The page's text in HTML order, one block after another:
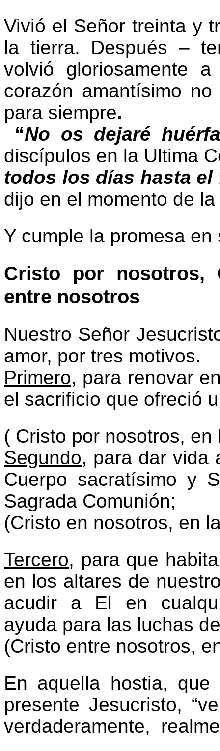
Vivió el Señor treinta y
la tierra. Después –
volvió gloriosamente
corazón amantísimo
para siempre.
“No os dejaré
discípulos en la Ultima
todos los días hasta el
dijo en el momento de
Y cumple la promesa en
Cristo por nosotros,
entre nosotros
Nuestro Señor
amor, por tres motivos.
Primero, para renovar
el sacrificio que ofreció
( Cristo por nosotros, en
Segundo, para dar vida
Cuerpo sacratísimo y
Sagrada Comunión;
(Cristo en nosotros, en
Tercero, para que
en los altares de
acudir a El en
ayuda para las luchas
(Cristo entre nosotros,
En aquella hostia,
presente Jesucristo,
verdaderamente,